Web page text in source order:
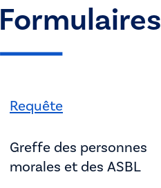
Formulaires
Requête
Greffe des personnes
morales et des ASBL